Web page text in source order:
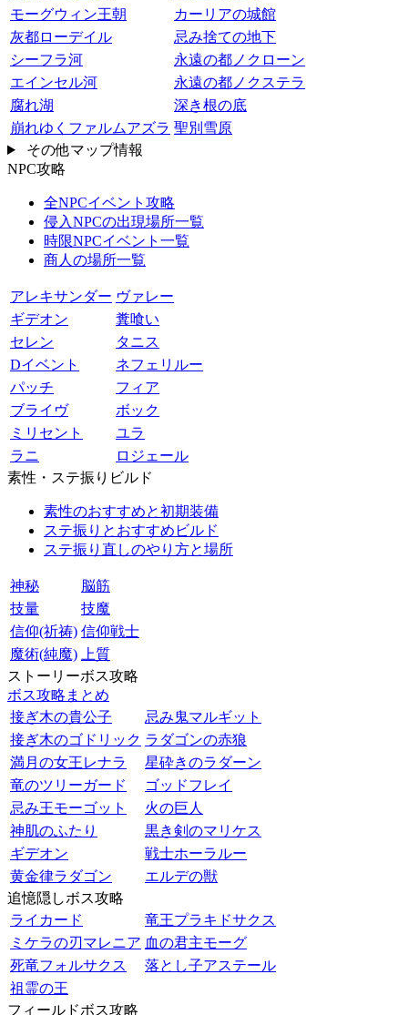
モーグウィン王朝
カーリアの城館
灰都ローデイル
忌み捨ての地下
シーフラ河
永遠の都ノクローン
エインセル河
永遠の都ノクステラ
腐れ湖
深き根の底
崩れゆくファルムアズラ 聖別雪原
その他マップ情報
NPC攻略
全NPCイベント攻略
侵入NPCの出現場所一覧
時限NPCイベント一覧
商人の場所一覧
アレキサンダー ヴァレー
ギデオン
糞喰い
セレン
タニス
Dイベント
ネフェリルー
パッチ
フィア
ブライヴ
ボック
ミリセント
ユラ
ラニ
ロジェール
素性・ステ振りビルド
素性のおすすめと初期装備
ステ振りとおすすめビルド
ステ振り直しのやり方と場所
神秘
脳筋
技量
技魔
信仰(祈祷) 信仰戦士
魔術(純魔)
上質
ストーリーボス攻略
ボス攻略まとめ
接ぎ木の貴公子
忌み鬼マルギット
接ぎ木のゴドリック ラダゴンの赤狼
満月の女王レナラ
星砕きのラダーン
竜のツリーガード
ゴッドフレイ
忌み王モーゴット
火の巨人
神肌のふたり
黒き剣のマリケス
ギデオン
戦士ホーラルー
黄金律ラダゴン
エルデの獣
追憶隠しボス攻略
ライカード
竜王プラキドサクス
ミケラの刃マレニア 血の君主モーグ
死竜フォルサクス
落とし子アステール
祖霊の王
フィールドボス攻略